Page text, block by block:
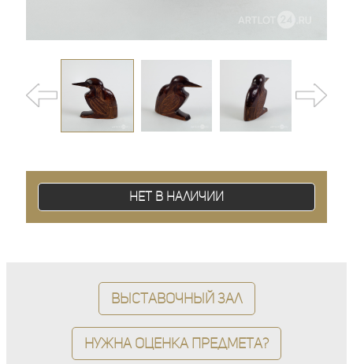
Нет в наличии
Выставочный зал
Нужна оценка предмета?